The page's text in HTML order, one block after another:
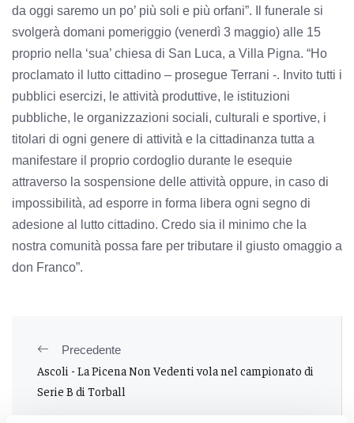
da oggi saremo un po’ più soli e più orfani”. Il funerale si
svolgerà domani pomeriggio (venerdì 3 maggio) alle 15
proprio nella ‘sua’ chiesa di San Luca, a Villa Pigna. “Ho
proclamato il lutto cittadino – prosegue Terrani -. Invito tutti i
pubblici esercizi, le attività produttive, le istituzioni
pubbliche, le organizzazioni sociali, culturali e sportive, i
titolari di ogni genere di attività e la cittadinanza tutta a
manifestare il proprio cordoglio durante le esequie
attraverso la sospensione delle attività oppure, in caso di
impossibilità, ad esporre in forma libera ogni segno di
adesione al lutto cittadino. Credo sia il minimo che la
nostra comunità possa fare per tributare il giusto omaggio a
don Franco”.
Precedente
Ascoli - La Picena Non Vedenti vola nel campionato di
Serie B di Torball